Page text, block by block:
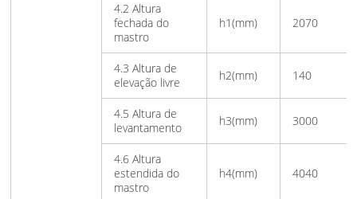
4.2 Altura
fechada do
mastro
h1(mm) 2070
4.3 Altura de
elevação livre
h2(mm) 140
4.5 Altura de
levantamento
h3(mm) 3000
4.6 Altura
estendida do
mastro
h4(mm) 4040